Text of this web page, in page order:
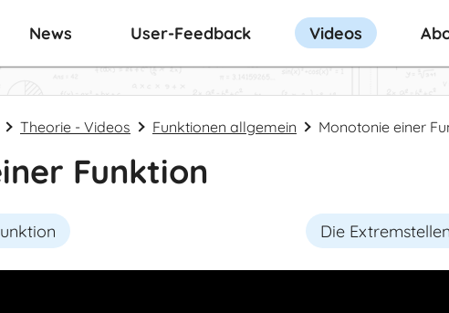
News User-Feedback Videos
Theorie - Videos Funktionen allgemein Monotonie einer
Funktion
Die